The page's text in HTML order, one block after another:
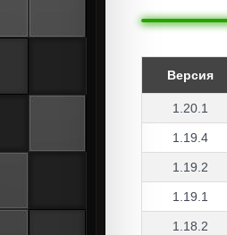
Версия
1.20.1
1.19.4
1.19.2
1.19.1
1.18.2